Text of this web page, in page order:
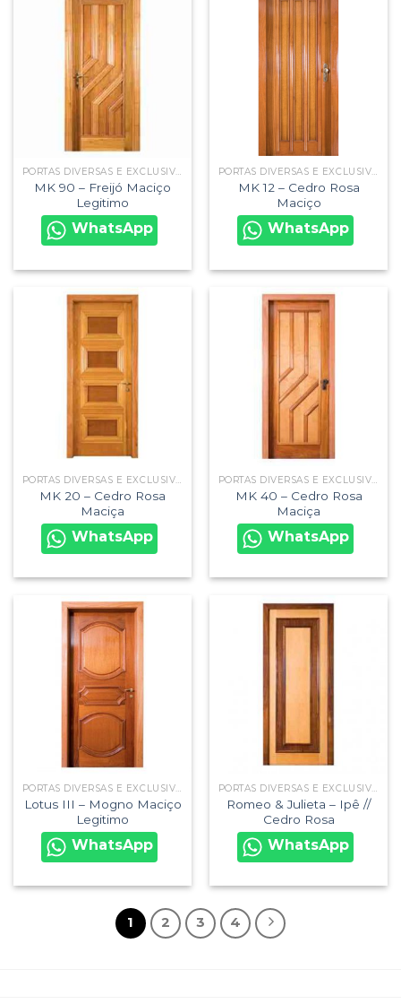
PORTAS DIVERSAS E EXCLUSIVAS
MK 90 – Freijó Maciço
Legitimo
WhatsApp
PORTAS DIVERSAS E EXCLUSIVAS
MK 12 – Cedro Rosa
Maciço
WhatsApp
PORTAS DIVERSAS E EXCLUSIVAS
MK 20 – Cedro Rosa
Maciça
WhatsApp
PORTAS DIVERSAS E EXCLUSIVAS
MK 40 – Cedro Rosa
Maciça
WhatsApp
PORTAS DIVERSAS E EXCLUSIVAS
Lotus III – Mogno Maciço
Legitimo
WhatsApp
PORTAS DIVERSAS E EXCLUSIVAS
Romeo & Julieta – Ipê //
Cedro Rosa
WhatsApp
1 2 3 4